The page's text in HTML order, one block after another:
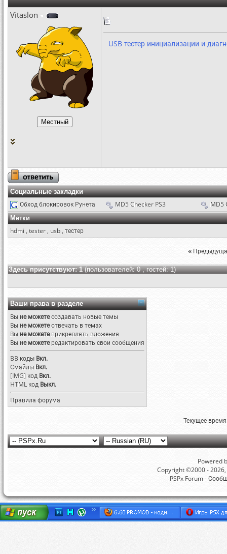
Vitaslon
USB тестер инициализации и
Социальные закладки
Обход блокировок Рунета MD5 Checker PS3 MD5
Метки
hdmi , tester , usb , тестер
«
Здесь присутствуют: 1(пользователей: 0 , гостей: 1)
Ваши права в разделе
Вы не можетесоздавать новые темы
Вы не можетеотвечать в темах
Вы не можетеприкреплять вложения
Вы не можетередактировать свои сообщения
BB коды Вкл.
Смайлы Вкл.
[IMG] код Вкл.
HTML код Выкл.
Правила форума
Текущее
Powered
Copyright ©2000 -
PSPx Forum -